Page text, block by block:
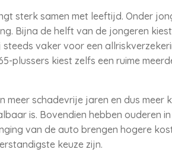
sterk samen met leeftijd. Onder
Bijna de helft van de jongeren
vaker voor een
plussers kiest zelfs een ruime
meer schadevrije jaren en dus
is. Bovendien hebben ouderen
van de auto brengen hogere
keuze zijn.